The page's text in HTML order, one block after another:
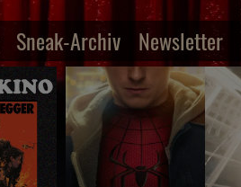
Sneak-Archiv Newsletter